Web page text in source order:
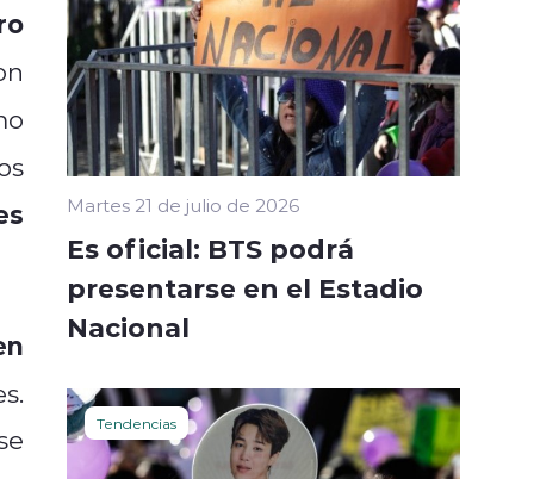
Martes 21 de julio de 2026
Es oficial: BTS podrá
presentarse en el Estadio
Nacional
Tendencias